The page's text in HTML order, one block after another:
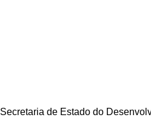
Secretaria de Estado do